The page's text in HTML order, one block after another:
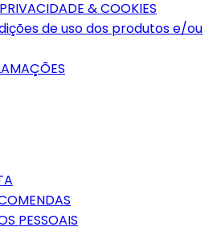
& COOKIES
de uso dos produtos e/ou
PESSOAIS